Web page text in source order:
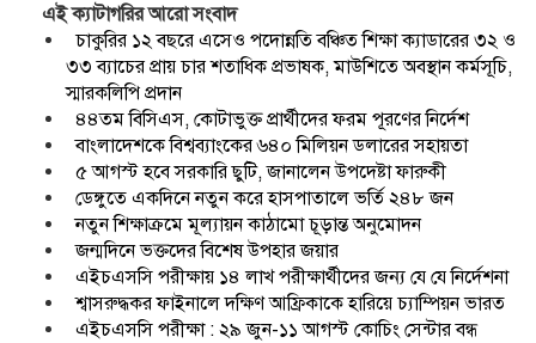
এই ক্যাটাগরির আরো সংবাদ
চাকুরির ১২ বছরে এসেও পদোন্নতি বঞ্চিত শিক্ষা ক্যাডারের ৩২ ও
৩৩ ব্যাচের প্রায় চার শতাধিক প্রভাষক, মাউশিতে অবস্থান কর্মসূচি,
স্মারকলিপি প্রদান
৪৪তম বিসিএস, কোটাভুক্ত প্রার্থীদের ফরম পূরণের নির্দেশ
বাংলাদেশকে বিশ্বব্যাংকের ৬৪০ মিলিয়ন ডলারের সহায়তা
৫ আগস্ট হবে সরকারি ছুটি, জানালেন উপদেষ্টা ফারুকী
ডেঙ্গুতে একদিনে নতুন করে হাসপাতালে ভর্তি ২৪৮ জন
নতুন শিক্ষাক্রমে মূল্যায়ন কাঠামো চূড়ান্ত অনুমোদন
জন্মদিনে ভক্তদের বিশেষ উপহার জয়ার
এইচএসসি পরীক্ষায় ১৪ লাখ পরীক্ষার্থীদের জন্য যে যে নির্দেশনা
শ্বাসরুদ্ধকর ফাইনালে দক্ষিণ আফ্রিকাকে হারিয়ে চ্যাম্পিয়ন ভারত
এইচএসসি পরীক্ষা : ২৯ জুন-১১ আগস্ট কোচিং সেন্টার বন্ধ